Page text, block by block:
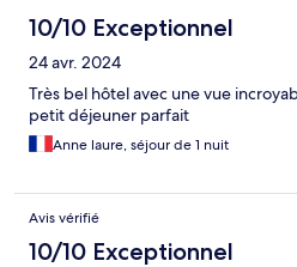
10/10 Exceptionnel
24 avr. 2024
Très bel hôtel avec une vue
petit déjeuner parfait
Anne laure, séjour de 1 nuit
Avis vérifié
10/10 Exceptionnel